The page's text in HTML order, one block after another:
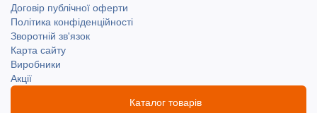
Договір публічної оферти
Політика конфіденційності
Зворотній зв'язок
Карта сайту
Виробники
Акції
Каталог товарів